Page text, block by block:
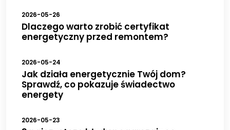
2026-05-26
Dlaczego warto zrobić certyfikat
energetyczny przed remontem?
2026-05-24
Jak działa energetycznie Twój dom?
Sprawdź, co pokazuje świadectwo
energety
2026-05-23